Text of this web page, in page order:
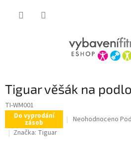
Tiguar věšák na
TI-WM001
Do vyprodání
zásob
Průměrné
Neohodnoceno
Značka: Tiguar